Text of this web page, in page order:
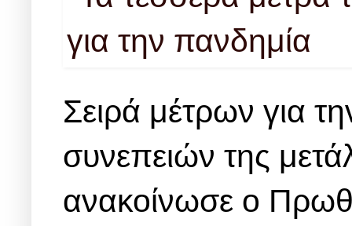
Σειρά μέτρων για
συνεπειών της
ανακοίνωσε ο